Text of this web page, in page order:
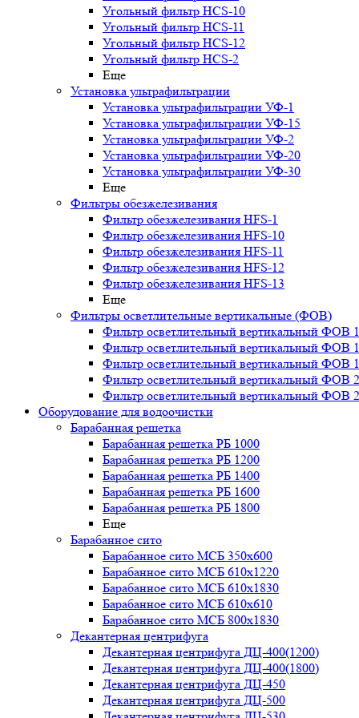
Угольный фильтр HСS-10
Угольный фильтр HСS-11
Угольный фильтр HСS-12
Угольный фильтр HСS-2
Еще
Установка ультрафильтрации
Установка ультрафильтрации УФ-1
Установка ультрафильтрации УФ-15
Установка ультрафильтрации УФ-2
Установка ультрафильтрации УФ-20
Установка ультрафильтрации УФ-30
Еще
Фильтры обезжелезивания
Фильтр обезжелезивания HFS-1
Фильтр обезжелезивания HFS-10
Фильтр обезжелезивания HFS-11
Фильтр обезжелезивания HFS-12
Фильтр обезжелезивания HFS-13
Еще
Фильтры осветлительные вертикальные (ФОВ)
Фильтр осветлительный вертикальный ФОВ
Фильтр осветлительный вертикальный ФОВ
Фильтр осветлительный вертикальный ФОВ
Фильтр осветлительный вертикальный ФОВ
Фильтр осветлительный вертикальный ФОВ
Оборудование для водоочистки
Барабанная решетка
Барабанная решетка РБ 1000
Барабанная решетка РБ 1200
Барабанная решетка РБ 1400
Барабанная решетка РБ 1600
Барабанная решетка РБ 1800
Еще
Барабанное сито
Барабанное сито МСБ 350x600
Барабанное сито МСБ 610x1220
Барабанное сито МСБ 610x1830
Барабанное сито МСБ 610x610
Барабанное сито МСБ 800x1830
Декантерная центрифуга
Декантерная центрифуга ДЦ-400(1200)
Декантерная центрифуга ДЦ-400(1800)
Декантерная центрифуга ДЦ-450
Декантерная центрифуга ДЦ-500